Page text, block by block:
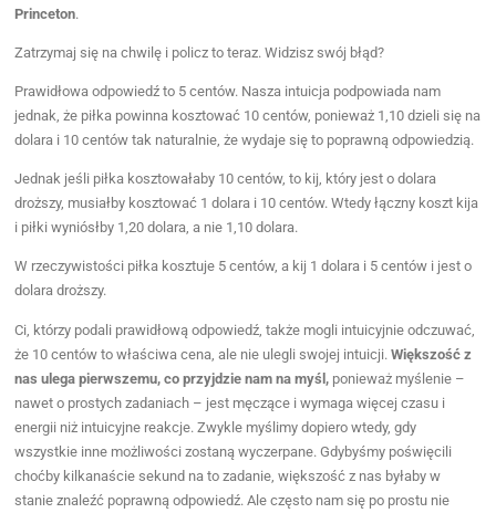
Princeton.
Zatrzymaj się na chwilę i policz to teraz. Widzisz swój błąd?
Prawidłowa odpowiedź to 5 centów. Nasza intuicja podpowiada nam
jednak, że piłka powinna kosztować 10 centów, ponieważ 1,10 dzieli się na
dolara i 10 centów tak naturalnie, że wydaje się to poprawną odpowiedzią.
Jednak jeśli piłka kosztowałaby 10 centów, to kij, który jest o dolara
droższy, musiałby kosztować 1 dolara i 10 centów. Wtedy łączny koszt kija
i piłki wyniósłby 1,20 dolara, a nie 1,10 dolara.
W rzeczywistości piłka kosztuje 5 centów, a kij 1 dolara i 5 centów i jest o
dolara droższy.
Ci, którzy podali prawidłową odpowiedź, także mogli intuicyjnie odczuwać,
że 10 centów to właściwa cena, ale nie ulegli swojej intuicji.Większość z
nas ulega pierwszemu, co przyjdzie nam na myśl, ponieważ myślenie –
nawet o prostych zadaniach – jest męczące i wymaga więcej czasu i
energii niż intuicyjne reakcje. Zwykle myślimy dopiero wtedy, gdy
wszystkie inne możliwości zostaną wyczerpane. Gdybyśmy poświęcili
choćby kilkanaście sekund na to zadanie, większość z nas byłaby w
stanie znaleźć poprawną odpowiedź. Ale często nam się po prostu nie